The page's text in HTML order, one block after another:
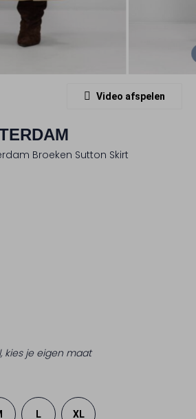
Video afspelen
Broeken Sutton Skirt
kies je eigen maat
L XL